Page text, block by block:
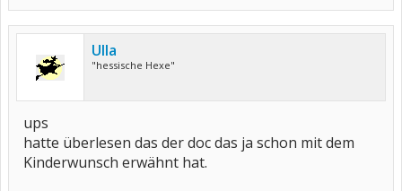
Ulla
"hessische Hexe"
ups
hatte überlesen das der doc das ja schon mit dem
Kinderwunsch erwähnt hat.